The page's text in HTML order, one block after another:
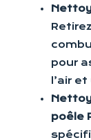
pour
l’air
poêle